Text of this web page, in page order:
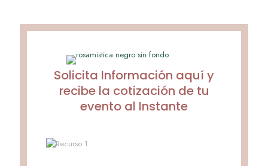
Solicita Información aquí y
recibe la cotización de tu
evento al Instante